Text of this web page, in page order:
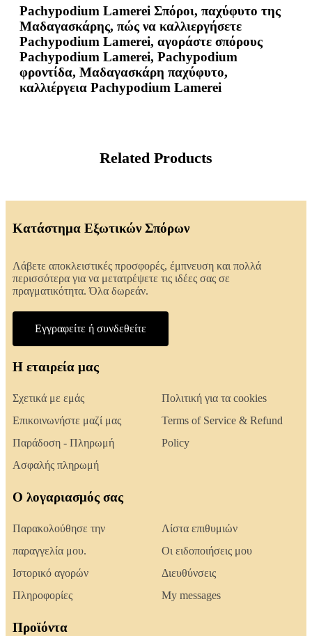
Pachypodium Lamerei Σπόροι, παχύφυτο της
Μαδαγασκάρης, πώς να καλλιεργήσετε
Pachypodium Lamerei, αγοράστε σπόρους
Pachypodium Lamerei, Pachypodium
φροντίδα, Μαδαγασκάρη παχύφυτο,
καλλιέργεια Pachypodium Lamerei
Related Products
Κατάστημα Εξωτικών Σπόρων
Λάβετε αποκλειστικές προσφορές, έμπνευση και πολλά
περισσότερα για να μετατρέψετε τις ιδέες σας σε
πραγματικότητα. Όλα δωρεάν.
Εγγραφείτε ή συνδεθείτε
Η εταιρεία μας
Σχετικά με εμάς
Επικοινωνήστε μαζί μας
Παράδοση - Πληρωμή
Ασφαλής πληρωμή
Πολιτική για τα cookies
Terms of Service & Refund
Policy
Ο λογαριασμός σας
Παρακολούθησε την
παραγγελία μου.
Ιστορικό αγορών
Πληροφορίες
Λίστα επιθυμιών
Οι ειδοποιήσεις μου
Διευθύνσεις
My messages
Προϊόντα